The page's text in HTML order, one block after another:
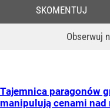
Obserwuj
SKOMENTUJ
Tajemnica paragonów
manipulują cenami nad